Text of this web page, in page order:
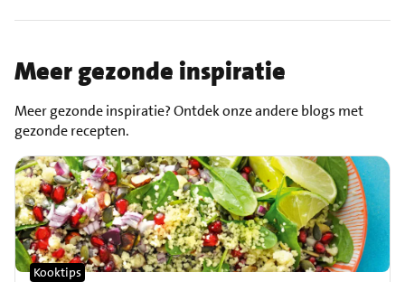
Meer gezonde inspiratie
Meer gezonde inspiratie? Ontdek onze andere blogs met
gezonde recepten.
Kooktips